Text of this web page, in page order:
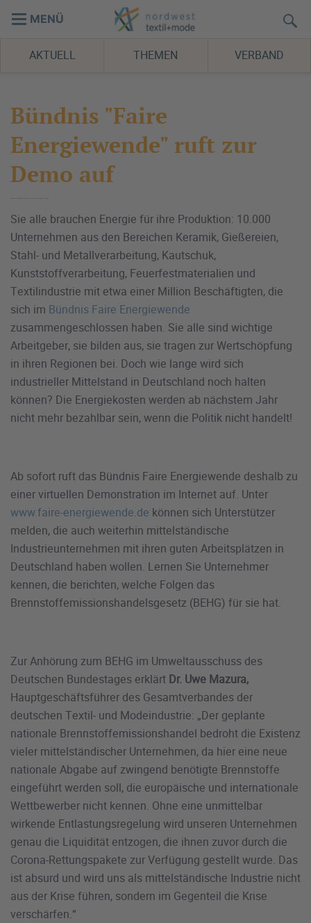
MENÜ
AKTUELL THEMEN VERBAND
Bündnis "Faire
Energiewende" ruft zur
Demo auf
Sie alle brauchen Energie für ihre Produktion: 10.000
Unternehmen aus den Bereichen Keramik, Gießereien,
Stahl- und Metallverarbeitung, Kautschuk,
Kunststoffverarbeitung, Feuerfestmaterialien und
Textilindustrie mit etwa einer Million Beschäftigten, die
sich im Bündnis Faire Energiewende
zusammengeschlossen haben. Sie alle sind wichtige
Arbeitgeber, sie bilden aus, sie tragen zur Wertschöpfung
in ihren Regionen bei. Doch wie lange wird sich
industrieller Mittelstand in Deutschland noch halten
können? Die Energiekosten werden ab nächstem Jahr
nicht mehr bezahlbar sein, wenn die Politik nicht handelt!
Ab sofort ruft das Bündnis Faire Energiewende deshalb zu
einer virtuellen Demonstration im Internet auf. Unter
www.faire-energiewende.de können sich Unterstützer
melden, die auch weiterhin mittelständische
Industrieunternehmen mit ihren guten Arbeitsplätzen in
Deutschland haben wollen. Lernen Sie Unternehmer
kennen, die berichten, welche Folgen das
Brennstoffemissionshandelsgesetz (BEHG) für sie hat.
Zur Anhörung zum BEHG im Umweltausschuss des
Deutschen Bundestages erklärt Dr. Uwe Mazura,
Hauptgeschäftsführer des Gesamtverbandes der
deutschen Textil- und Modeindustrie: „Der geplante
nationale Brennstoffemissionshandel bedroht die Existenz
vieler mittelständischer Unternehmen, da hier eine neue
nationale Abgabe auf zwingend benötigte Brennstoffe
eingeführt werden soll, die europäische und internationale
Wettbewerber nicht kennen. Ohne eine unmittelbar
wirkende Entlastungsregelung wird unseren Unternehmen
genau die Liquidität entzogen, die ihnen zuvor durch die
Corona-Rettungspakete zur Verfügung gestellt wurde. Das
ist absurd und wird uns als mittelständische Industrie nicht
aus der Krise führen, sondern im Gegenteil die Krise
verschärfen.“